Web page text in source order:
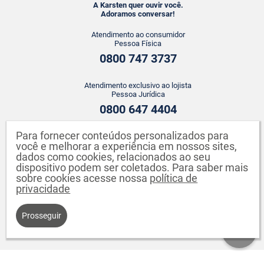
ATENDIMENTO WHATSAPP
+55 43 3142-2149
A Karsten quer ouvir você.
Adoramos conversar!
Atendimento ao consumidor
Pessoa Física
0800 747 3737
Atendimento exclusivo ao lojista
Pessoa Jurídica
0800 647 4404
Karsten S.A. CNPJ: 82.640.558/0001-04. Endereço: Rua Johann Karsten,
Para fornecer conteúdos personalizados para
você e melhorar a experiência em nossos sites,
dados como cookies, relacionados ao seu
dispositivo podem ser coletados. Para saber mais
sobre cookies acesse nossa política de
privacidade
Prosseguir